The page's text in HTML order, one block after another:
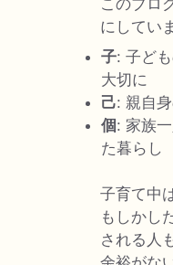
にしてい
子: 子ど
大切に
己: 親自
個: 家族
た暮らし
子育て中
もしかし
される人